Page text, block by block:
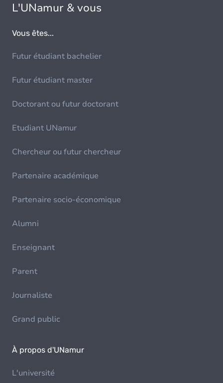
L'UNamur & vous
Vous êtes...
Futur étudiant bachelier
Futur étudiant master
Doctorant ou futur doctorant
Etudiant UNamur
Chercheur ou futur chercheur
Partenaire académique
Partenaire socio-économique
Alumni
Enseignant
Parent
Journaliste
Grand public
À propos d'UNamur
L'université